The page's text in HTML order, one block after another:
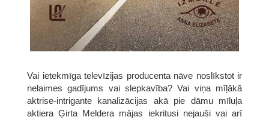
Vai ietekmīga televīzijas producenta nāve noslīkstot ir
nelaimes gadījums vai slepkavība? Vai viņa mīļākā
aktrise-intrigante kanalizācijas akā pie dāmu mīluļa
aktiera Ģirta Meldera mājas iekritusi nejauši vai arī